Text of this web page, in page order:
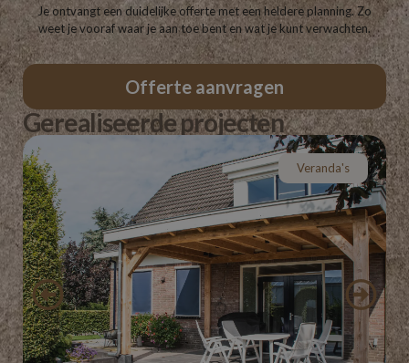
Na akkoord maken we jouw veranda zorgvuldig in onze eigen
werkplaats. Zo houden we controle over kwaliteit en afwerking.
Offerte aanvragen
Gerealiseerde projecten
Veranda's